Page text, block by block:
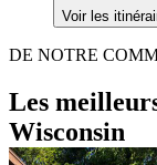
Voir les
DE NOTRE
Les
Wisconsin